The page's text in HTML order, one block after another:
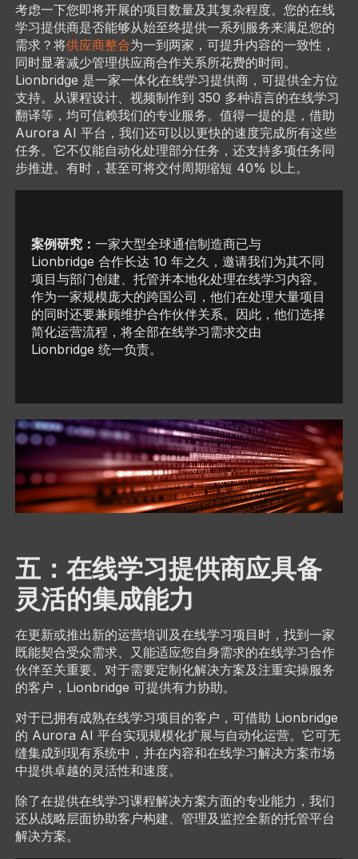
考虑一下您即将开展的项目数量及其复杂程度。您的在线
学习提供商是否能够从始至终提供一系列服务来满足您的
需求？将供应商整合为一到两家，可提升内容的一致性，
同时显著减少管理供应商合作关系所花费的时间。
Lionbridge 是一家一体化在线学习提供商，可提供全方位
支持。从课程设计、视频制作到 350 多种语言的在线学习
翻译等，均可信赖我们的专业服务。值得一提的是，借助
Aurora AI 平台，我们还可以以更快的速度完成所有这些
任务。它不仅能自动化处理部分任务，还支持多项任务同
步推进。有时，甚至可将交付周期缩短 40% 以上。
案例研究：一家大型全球通信制造商已与
Lionbridge 合作长达 10 年之久，邀请我们为其不同
项目与部门创建、托管并本地化处理在线学习内容。
作为一家规模庞大的跨国公司，他们在处理大量项目
的同时还要兼顾维护合作伙伴关系。因此，他们选择
简化运营流程，将全部在线学习需求交由
Lionbridge 统一负责。
五：在线学习提供商应具备
灵活的集成能力
在更新或推出新的运营培训及在线学习项目时，找到一家
既能契合受众需求、又能适应您自身需求的在线学习合作
伙伴至关重要。对于需要定制化解决方案及注重实操服务
的客户，Lionbridge 可提供有力协助。
对于已拥有成熟在线学习项目的客户，可借助 Lionbridge
的 Aurora AI 平台实现规模化扩展与自动化运营。它可无
缝集成到现有系统中，并在内容和在线学习解决方案市场
中提供卓越的灵活性和速度。
除了在提供在线学习课程解决方案方面的专业能力，我们
还从战略层面协助客户构建、管理及监控全新的托管平台
解决方案。